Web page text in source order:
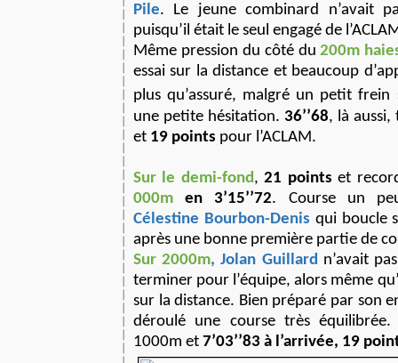
Pile. Le jeune combinard n’avait
puisqu’il était le seul engagé de
Même pression du côté du200m
essai sur la distance et beaucoup
plus qu’assuré, malgré un petit frein
une petite hésitation. 36’’68, là
et 19 points pour l’ACLAM.
Sur le demi-fond ,21 points et
000men 3’15’’72. Course un
Célestine Bourbon-Denis qui boucle
après une bonne première partie de
Sur 2000m, Jolan Guillard n’avait
terminer pour l’équipe, alors même
sur la distance. Bien préparé par son
déroulé une course très équilibrée.
1000m et 7’03’’83 à l’arrivée, 19